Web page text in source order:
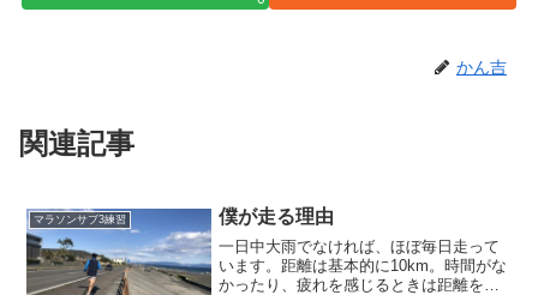
かん吉
関連記事
マラソンサブ3練習 僕が走る理由
一日中大雨でなければ、ほぼ毎日走って
います。距離は基本的に10km。時間がな
かったり、疲れを感じるときは距離を減